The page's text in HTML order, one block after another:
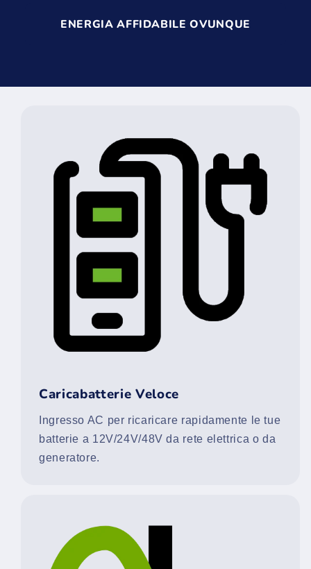
ENERGIA AFFIDABILE OVUNQUE
Caricabatterie Veloce
Ingresso AC per ricaricare rapidamente le tue
batterie a 12V/24V/48V da rete elettrica o da
generatore.